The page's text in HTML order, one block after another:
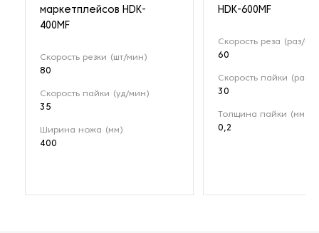
маркетплейсов HDK-
400MF
Скорость резки (шт/мин)
80
Скорость пайки (уд/мин)
35
Ширина ножа (мм)
400
HDK-600MF
Скорость реза (раз/
60
Скорость пайки (раз/
30
Толщина пайки (мм)
0,2